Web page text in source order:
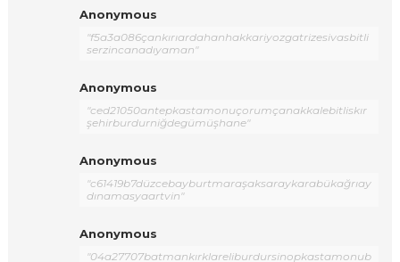
Anonymous
"f5a3a086çankırıardahanhakkariyozgatrizesivasbitli
serzincanadıyaman"
Anonymous
"ced21050antepkastamonuçorumçanakkalebitliskır
şehirburdurniğdegümüşhane"
Anonymous
"c61419b7düzcebayburtmaraşaksaraykarabükağrıay
dınamasyaartvin"
Anonymous
"04a27707batmankırklareliburdursinopkastamonub